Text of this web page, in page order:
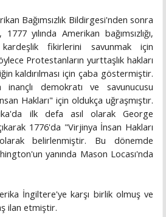
Bağımsızlık Bildirgesi'nden sonra
yılında Amerikan bağımsızlığı,
fikirlerini savunmak için
Protestanların yurttaşlık hakları
kaldırılması için çaba göstermiştir.
inançlı demokratı ve savunucusu
Hakları" için oldukça uğraşmıştır.
ilk defa asıl olarak George
1776'da "Virjinya İnsan Hakları
belirlenmiştir. Bu dönemde
yanında Mason Locası'nda
İngiltere'ye karşı birlik olmuş ve
ilan etmiştir.